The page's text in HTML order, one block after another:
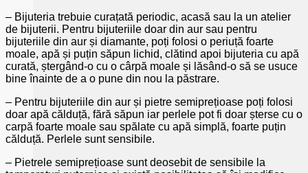
– Bijuteria trebuie curațată periodic, acasă sau la un atelier
de bijuterii. Pentru bijuteriile doar din aur sau pentru
bijuteriile din aur și diamante, poți folosi o periuță foarte
moale, apă și puțin săpun lichid, clătind apoi bijuteria cu apă
curată, ștergând-o cu o cârpă moale și lăsând-o să se usuce
bine înainte de a o pune din nou la păstrare.
– Pentru bijuteriile din aur și pietre semiprețioase poți folosi
doar apă călduță, fără săpun iar perlele pot fi doar șterse cu o
carpă foarte moale sau spălate cu apă simplă, foarte puțin
călduță. Perlele sunt sensibile.
– Pietrele semiprețioase sunt deosebit de sensibile la